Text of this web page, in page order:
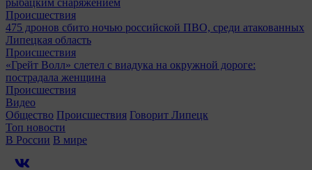
Происшествия
475 дронов сбито ночью российской ПВО, среди атакованных
Липецкая область
Происшествия
«Грейт Волл» слетел с виадука на окружной дороге:
пострадала женщина
Происшествия
Видео
Общество Происшествия Говорит Липецк
Топ новости
В России В мире